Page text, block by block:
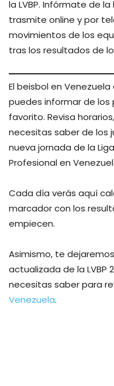
la LVBP. Infórmate de
trasmite online y por
movimientos de los
tras los resultados de
El beisbol en
puedes informar de
favorito. Revisa
necesitas saber de los
nueva jornada de la
Profesional en
Cada día verás aquí
marcador con los
empiecen.
Asimismo, te
actualizada de la LVBP
necesitas saber para
Venezuela.